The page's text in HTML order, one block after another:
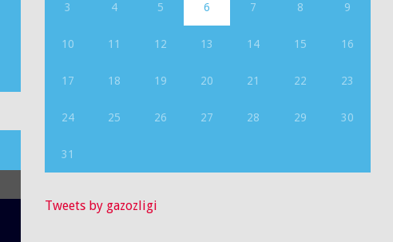
3 4 5 6 7 8 9
10 11 12 13 14 15 16
17 18 19 20 21 22 23
24 25 26 27 28 29 30
31
Tweets by gazozligi